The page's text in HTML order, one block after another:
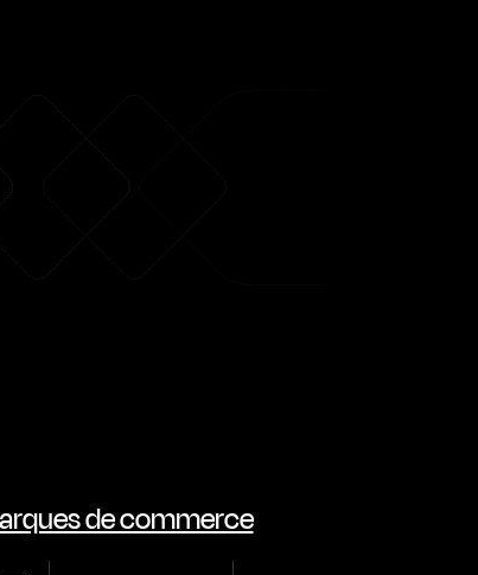
de commerce